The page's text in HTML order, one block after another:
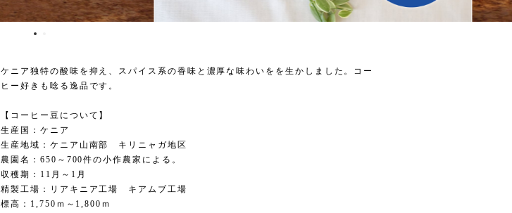
ケニア独特の酸味を抑え、スパイス系の香味と濃厚な味わいをを生かしました。コー
ヒー好きも唸る逸品です。
【コーヒー豆について】
生産国：ケニア
生産地域：ケニア山南部 キリニャガ地区
農園名：650～700件の小作農家による。
収穫期：11月～1月
精製工場：リアキニア工場 キアムブ工場
標高：1,750ｍ～1,800ｍ